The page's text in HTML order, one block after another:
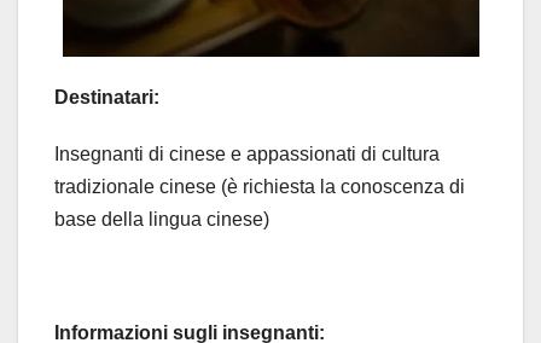
Destinatari:
Insegnanti di cinese e appassionati di cultura
tradizionale cinese (è richiesta la conoscenza di
base della lingua cinese)
Informazioni sugli insegnanti: